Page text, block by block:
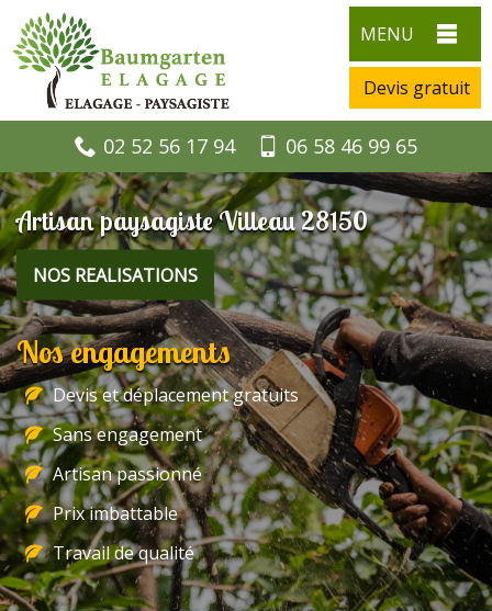
MENU
Devis gratuit
02 52 56 17 94 06 58 46 99 65
Artisan paysagiste Villeau 28150
NOS REALISATIONS
Nos engagements
Devis et déplacement gratuits
Sans engagement
Artisan passionné
Prix imbattable
Travail de qualité